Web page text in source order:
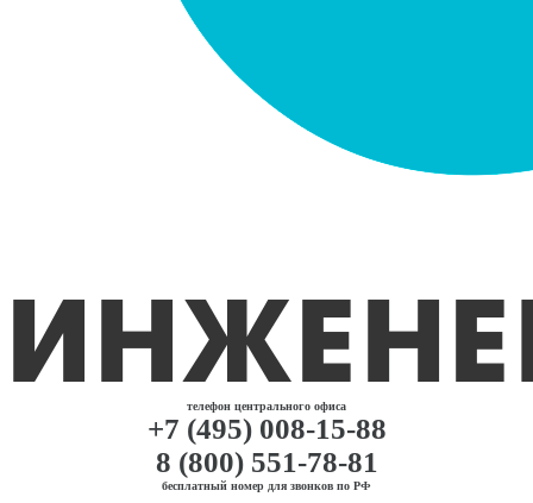
телефон центрального офиса
+7 (495) 008-15-88
8 (800) 551-78-81
бесплатный номер для звонков по РФ